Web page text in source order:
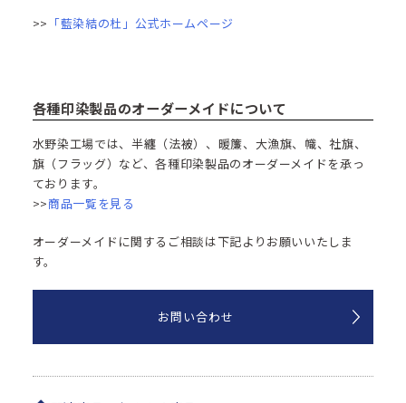
>> 「藍染結の杜」公式ホームページ
各種印染製品のオーダーメイドについて
水野染工場では、半纏（法被）、暖簾、大漁旗、幟、社旗、
旗（フラッグ）など、各種印染製品のオーダーメイドを承っ
ております。
>>商品一覧を見る
オーダーメイドに関するご相談は下記よりお願いいたしま
す。
お問い合わせ